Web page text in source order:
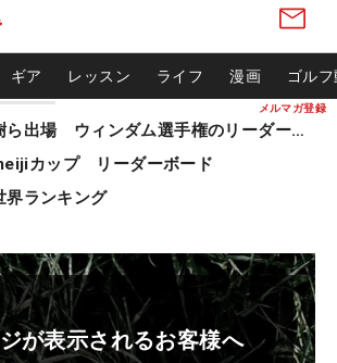
メルマガ登録
ギア レッスン ライフ 漫画 ゴル
松山英樹ら出場 ウィンダム選手権のリーダーボード
カップ リーダーボード
界ランキング
が表示されるお客様へ